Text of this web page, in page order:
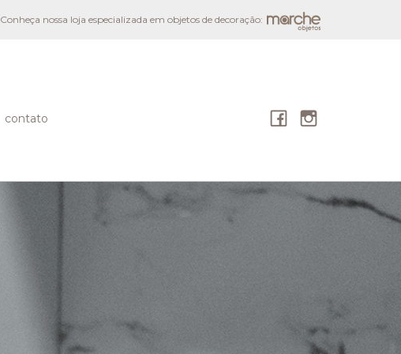
Conheça nossa loja especializada em objetos de decoração:
contato